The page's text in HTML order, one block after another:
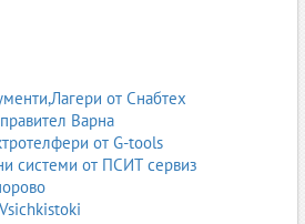
от Снабтех
Варна
от G-tools
системи от ПСИТ сервиз